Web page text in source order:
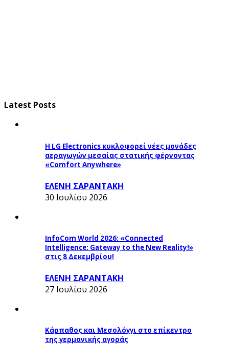
Latest Posts
Η LG Electronics κυκλοφορεί νέες μονάδες
αεραγωγών μεσαίας στατικής φέρνοντας
«Comfort Anywhere»
ΕΛΕΝΗ ΣΑΡΑΝΤΑΚΗ
30 Ιουλίου 2026
InfoCom World 2026: «Connected
Intelligence: Gateway to the New Reality!»
στις 8 Δεκεμβρίου!
ΕΛΕΝΗ ΣΑΡΑΝΤΑΚΗ
27 Ιουλίου 2026
Κάρπαθος και Μεσολόγγι στο επίκεντρο
της γερμανικής αγοράς